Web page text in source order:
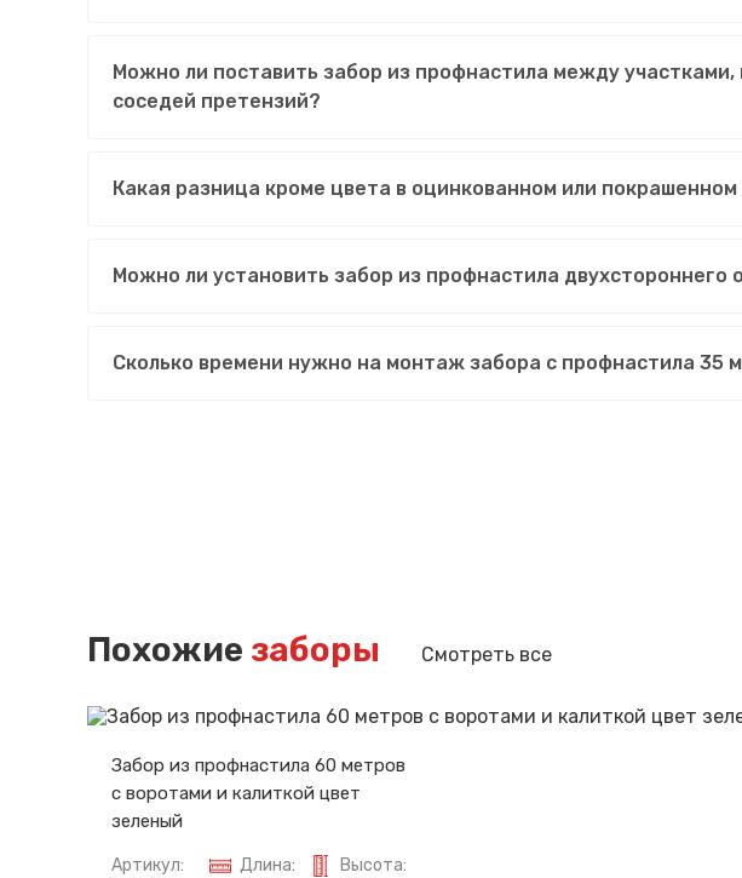
Можно ли поставить забор из профнастила между участками,
соседей претензий?
Какая разница кроме цвета в оцинкованном или
Можно ли установить забор из профнастила двухстороннего
Сколько времени нужно на монтаж забора с профнастила 35
Похожие заборы Смотреть все
Забор из профнастила 60 метров
с воротами и калиткой цвет
зеленый
Артикул:
Длина:
Высота:
Сообщение